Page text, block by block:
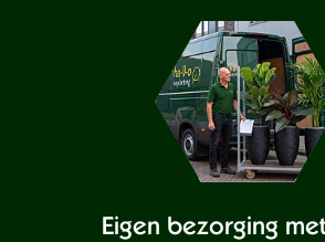
Eigen bezorging